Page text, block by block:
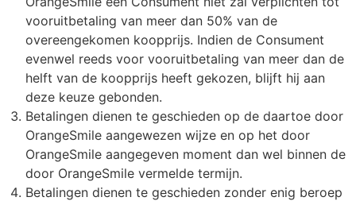
vooruitbetaling van meer dan 50% van de
overeengekomen koopprijs. Indien de Consument
evenwel reeds voor vooruitbetaling van meer dan de
helft van de koopprijs heeft gekozen, blijft hij aan
deze keuze gebonden.
Betalingen dienen te geschieden op de daartoe door
OrangeSmile aangewezen wijze en op het door
OrangeSmile aangegeven moment dan wel binnen de
door OrangeSmile vermelde termijn.
Betalingen dienen te geschieden zonder enig beroep